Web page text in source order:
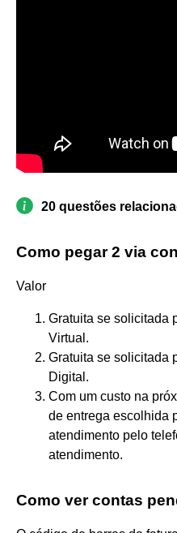
20 questões
Como pegar 2 via
Valor
Gratuita se solicitada
Virtual.
Gratuita se solicitada
Digital.
Com um custo na
de entrega escolhida
atendimento pelo
atendimento.
Como ver contas